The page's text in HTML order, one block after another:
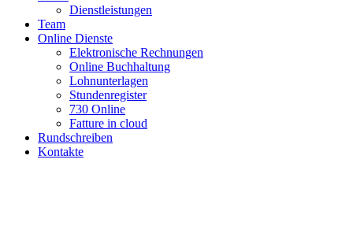
Dienstleistungen
Team
Online Dienste
Elektronische Rechnungen
Online Buchhaltung
Lohnunterlagen
Stundenregister
730 Online
Fatture in cloud
Rundschreiben
Kontakte